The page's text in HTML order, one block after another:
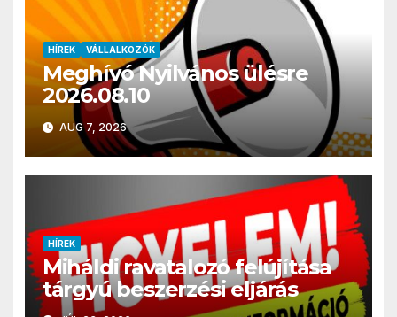
HÍREK VÁLLALKOZÓK
Meghívó Nyilvános ülésre
2026.08.10
AUG 7, 2026
HÍREK
Miháldi ravatalozó felújítása
tárgyú beszerzési eljárás